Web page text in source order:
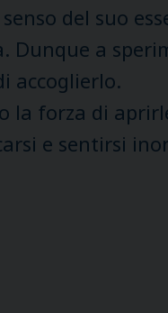
del suo
a
accoglierlo.
la forza di
e sentirsi